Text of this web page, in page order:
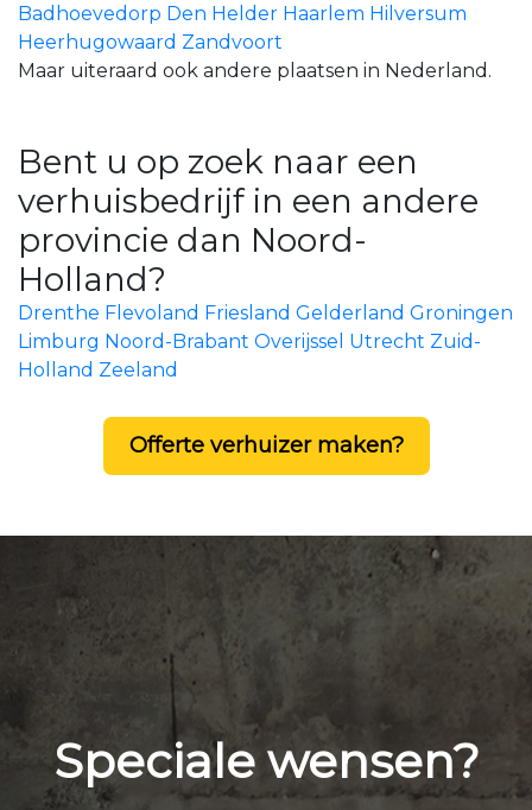
Badhoevedorp Den Helder Haarlem Hilversum
Heerhugowaard Zandvoort
Maar uiteraard ook andere plaatsen in Nederland.
Bent u op zoek naar een
verhuisbedrijf in een andere
provincie dan Noord-
Holland?
Drenthe Flevoland Friesland Gelderland Groningen
Limburg Noord-Brabant Overijssel Utrecht Zuid-
Holland Zeeland
Offerte verhuizer maken?
Speciale wensen?